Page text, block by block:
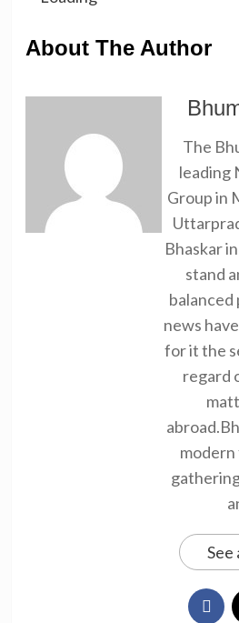
About The Author
The
leading
Group in
Bhaskar
stand
news
for it the
regard
See